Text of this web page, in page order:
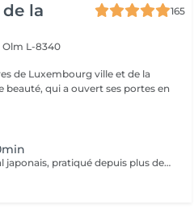
la
165
Olm L-8340
de Luxembourg ville et de la
qui a ouvert ses portes en
Plongez dans un rituel ancestral japonais, pratiqué depuis plus de 400 ans, pour redonner force, éclat et vitalité à vos ongles. Véritable soin « SOS » pour les ongles fragilisés, cassants ou dédoublés, la manucure japonaise nourrit et fortifie grâce à des ingrédients 100 % naturels : cire d'abeille, thé rouge, algues, bambou, jojoba, zinc, vitamine A et minéraux. L'effet est immédiat : les ongles retrouvent leur brillance naturelle, se renforcent et prennent une teinte rosée lumineuse sans aucun produit chimique. Ce soin stimule la circulation sanguine, améliore la croissance et la qualité de l'ongle, et laisse vos mains douces et soignées. Idéal pour faire une pause entre deux vernis ou poses, ou simplement offrir à vos mains un moment de pure régénération naturelle.